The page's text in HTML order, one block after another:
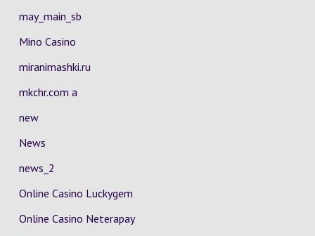
may_main_sb
Mino Casino
miranimashki.ru
mkchr.com a
new
News
news_2
Online Casino Luckygem
Online Casino Neterapay